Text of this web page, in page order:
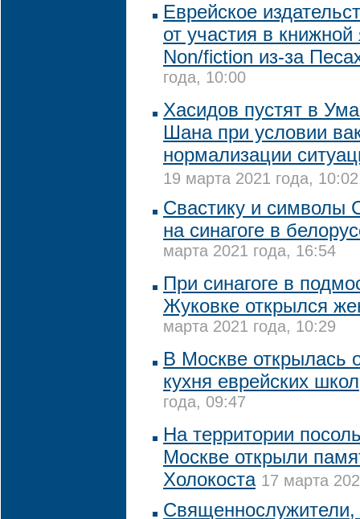
Еврейское
от участия в
Non/fiction из-за
года, 10:00
Хасидов пустят в
Шана при условии
нормализации
19 марта 2021 года, 10:02
Свастику и символы
на синагоге в
марта 2021 года, 16:54
При синагоге в
Жуковке открылся
марта 2021 года, 10:29
В Москве открылась
кухня еврейских школ
года, 09:47
На территории
Москве открыли
Холокоста 17 марта